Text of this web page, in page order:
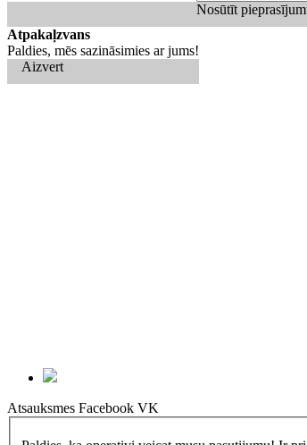
Nosūtīt
Atpakaļzvans
Paldies, mēs sazināsimies ar jums!
Aizvert
Atsauksmes Facebook VK